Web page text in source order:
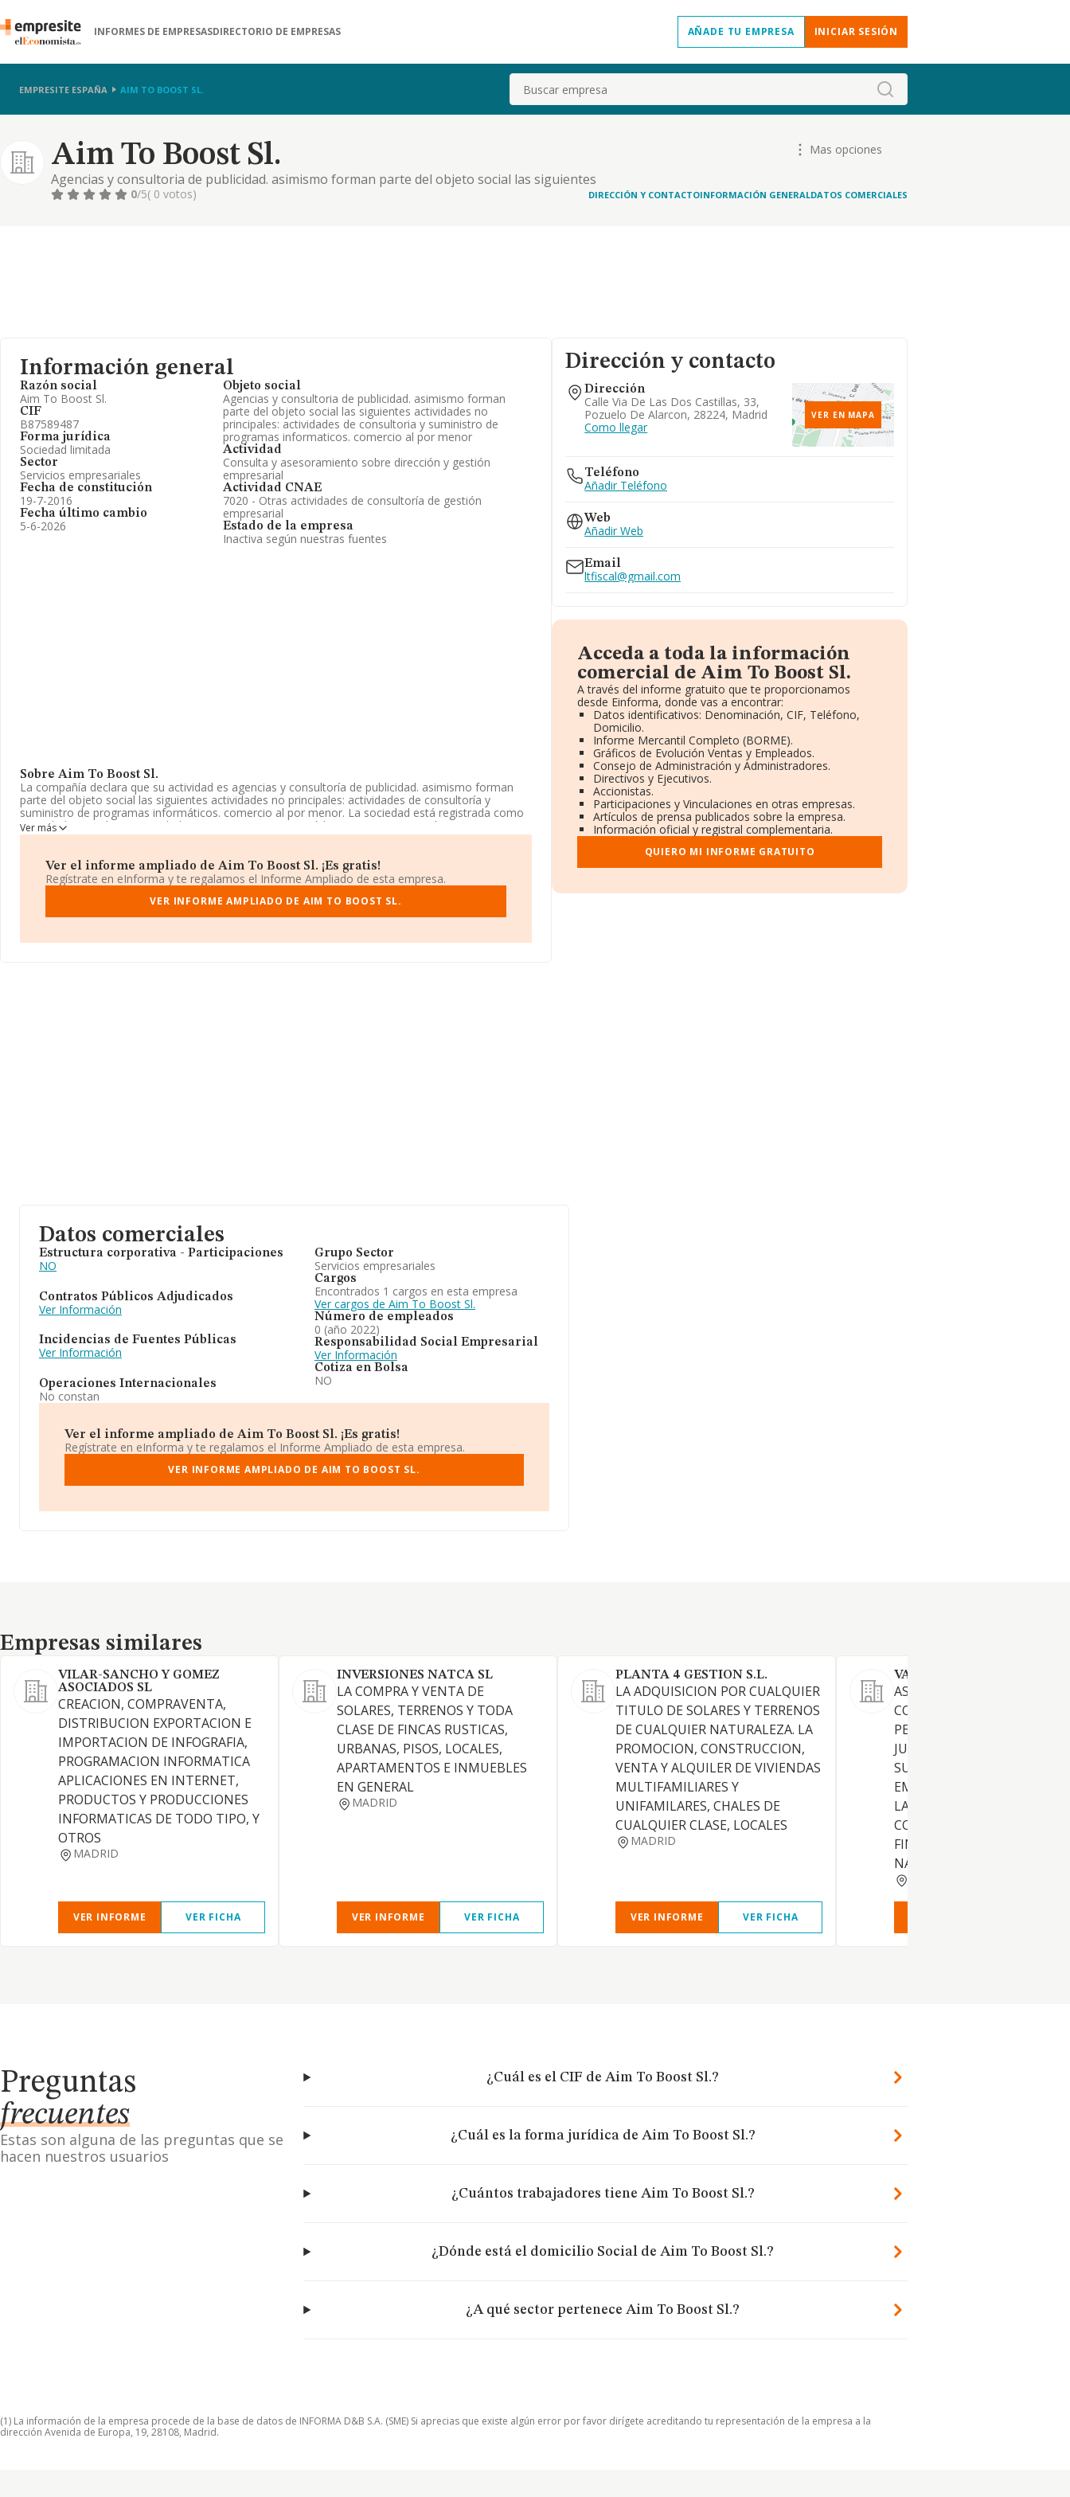
INFORMES DE EMPRESASDIRECTORIO DE EMPRESAS AÑADE TU EMPRESA INICIAR SESIÓN
EMPRESITE ESPAÑA AIM TO BOOST SL. Buscar
Aim To Boost Sl.
Agencias y consultoria de publicidad. asimismo forman parte del objeto social las siguientes
actividades no principales: actividades de consultoria y suministro de programas informaticos.
Mas opciones
0/5( 0 votos) DIRECCIÓN Y CONTACTOINFORMACIÓN GENERALDATOS COMERCIALES
Información general
Razón social
Aim To Boost Sl.
CIF
B87589487
Forma jurídica
Sociedad limitada
Sector
Servicios empresariales
Fecha de constitución
19-7-2016
Fecha último cambio
5-6-2026
Objeto social
Agencias y consultoria de publicidad. asimismo forman
parte del objeto social las siguientes actividades no
principales: actividades de consultoria y suministro de
programas informaticos. comercio al por menor
Actividad
Consulta y asesoramiento sobre dirección y gestión
empresarial
Actividad CNAE
7020 - Otras actividades de consultoría de gestión
empresarial
Estado de la empresa
Inactiva según nuestras fuentes
Sobre Aim To Boost Sl.
La compañía declara que su actividad es agencias y consultoría de publicidad. asimismo forman
parte del objeto social las siguientes actividades no principales: actividades de consultoría y
suministro de programas informáticos. comercio al por menor. La sociedad está registrada como
Sociedad Limitada. Su actividad CNAE es '%cnae%' con código 7020. La compañía no tiene
actividad en mercados exteriores.
El correo electrónico esltfiscal@gmail.com.
La compañíaAim To Boost S.L, B87589487, está situada en Calle Via De Las Dos Castillas Ct
Empresaria núm. 33, (28224), en el municipio de Pozuelo De Alarcón, Madrid.
facturación en el ámbito nacional alcanza los 15.184 millones de euros y se calcula un promedio de
Ver más
Ver el informe ampliado de Aim To Boost Sl. ¡Es gratis!
Regístrate en eInforma y te regalamos el Informe Ampliado de esta empresa.
VER INFORME AMPLIADO DE AIM TO BOOST SL.
Dirección y contacto
Dirección
Calle Via De Las Dos Castillas, 33,
Pozuelo De Alarcon, 28224, Madrid
Como llegar
VER EN MAPA
Teléfono
Añadir Teléfono
Web
Añadir Web
Email
ltfiscal@gmail.com
Acceda a toda la información
comercial de Aim To Boost Sl.
A través del informe gratuito que te proporcionamos
desde Einforma, donde vas a encontrar:
Datos identificativos: Denominación, CIF, Teléfono,
Domicilio.
Informe Mercantil Completo (BORME).
Gráficos de Evolución Ventas y Empleados.
Consejo de Administración y Administradores.
Directivos y Ejecutivos.
Accionistas.
Participaciones y Vinculaciones en otras empresas.
Artículos de prensa publicados sobre la empresa.
Información oficial y registral complementaria.
QUIERO MI INFORME GRATUITO
Datos comerciales
Estructura corporativa - Participaciones
NO
Contratos Públicos Adjudicados
Ver Información
Incidencias de Fuentes Públicas
Ver Información
Operaciones Internacionales
No constan
Grupo Sector
Servicios empresariales
Cargos
Encontrados 1 cargos en esta empresa
Ver cargos de Aim To Boost Sl.
Número de empleados
0 (año 2022)
Responsabilidad Social Empresarial
Ver Información
Cotiza en Bolsa
NO
Ver el informe ampliado de Aim To Boost Sl. ¡Es gratis!
Regístrate en eInforma y te regalamos el Informe Ampliado de esta empresa.
VER INFORME AMPLIADO DE AIM TO BOOST SL.
Empresas similares
Empresas similares
VILAR-SANCHO Y GOMEZ
ASOCIADOS SL
CREACION, COMPRAVENTA,
DISTRIBUCION EXPORTACION E
IMPORTACION DE INFOGRAFIA,
PROGRAMACION INFORMATICA
APLICACIONES EN INTERNET,
PRODUCTOS Y PRODUCCIONES
INFORMATICAS DE TODO TIPO, Y
OTROS
MADRID
VER INFORME VER FICHA
INVERSIONES NATCA SL
LA COMPRA Y VENTA DE
SOLARES, TERRENOS Y TODA
CLASE DE FINCAS RUSTICAS,
URBANAS, PISOS, LOCALES,
APARTAMENTOS E INMUEBLES
EN GENERAL
MADRID
VER INFORME VER FICHA
PLANTA 4 GESTION S.L.
LA ADQUISICION POR CUALQUIER
TITULO DE SOLARES Y TERRENOS
DE CUALQUIER NATURALEZA. LA
PROMOCION, CONSTRUCCION,
VENTA Y ALQUILER DE VIVIENDAS
MULTIFAMILIARES Y
UNIFAMILARES, CHALES DE
CUALQUIER CLASE, LOCALES
MADRID
VER INFORME VER FICHA
VALCRISMA SL
ASESORAMIENTO Y
CONSULTORIA TANTO DE
PERSONAS FISICAS COMO
JURIDICAS, CUALQUIERA
SU FORMA U
EMPRESARIAL O NO, EN
LAS MATERIAS
CON EL AMBITO
FINANCIERO O DE ANALOGA
NATU
Preguntas
frecuentes
Estas son alguna de las preguntas que se
hacen nuestros usuarios
¿Cuál es el CIF de Aim To Boost Sl.?
¿Cuál es la forma jurídica de Aim To Boost Sl.?
¿Cuántos trabajadores tiene Aim To Boost Sl.?
¿Dónde está el domicilio Social de Aim To Boost Sl.?
¿A qué sector pertenece Aim To Boost Sl.?
(1) La información de la empresa procede de la base de datos de INFORMA D&B S.A. (SME) Si aprecias que existe algún error por favor dirígete acreditando tu representación de la empresa a la
dirección Avenida de Europa, 19, 28108, Madrid.